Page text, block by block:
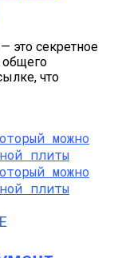
это секретное
общего
что